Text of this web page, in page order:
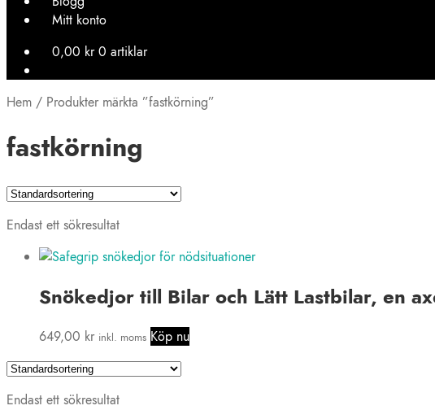
Mitt konto
0,00 kr 0 artiklar
Hem / Produkter märkta ”fastkörning”
fastkörning
Endast ett sökresultat
Snökedjor till Bilar och Lätt Lastbilar, en
649,00 kr inkl. moms Köp nu
Endast ett sökresultat